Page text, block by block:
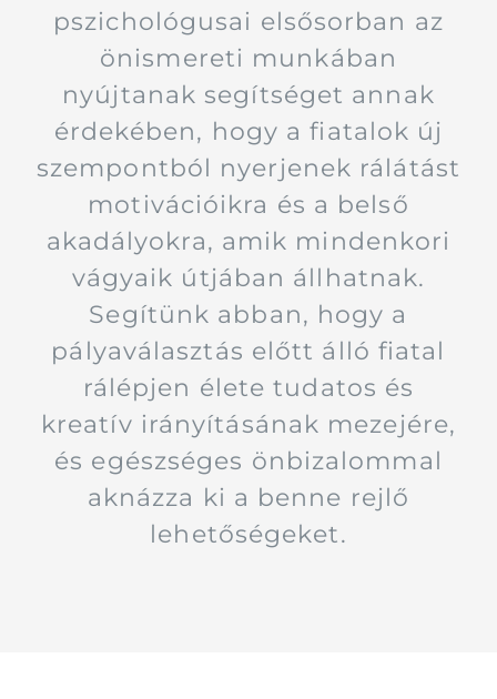
pszichológusai elsősorban az
önismereti munkában
nyújtanak segítséget annak
érdekében, hogy a fiatalok új
szempontból nyerjenek rálátást
motivációikra és a belső
akadályokra, amik mindenkori
vágyaik útjában állhatnak.
Segítünk abban, hogy a
pályaválasztás előtt álló fiatal
rálépjen élete tudatos és
kreatív irányításának mezejére,
és egészséges önbizalommal
aknázza ki a benne rejlő
lehetőségeket.